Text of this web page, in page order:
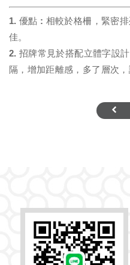
1. 優點 : 相較於格柵，緊密
佳。
2. 招牌常見於搭配立體字設
隔，增加距離感，多了層次，